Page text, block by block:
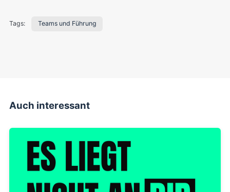
Tags: Teams und Führung
Auch interessant